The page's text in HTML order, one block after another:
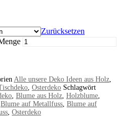
Zurücksetzen
Alle unsere Deko Ideen aus Holz,
, Osterdeko Schlagwört
, Blume aus Holz, Holzblume,
Blume auf Metallfuss, Blume auf
, Osterdeko